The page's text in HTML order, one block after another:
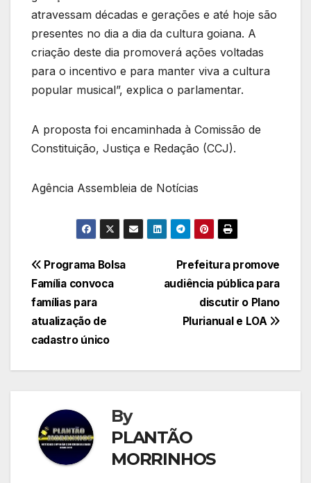
atravessam décadas e gerações e até hoje são
presentes no dia a dia da cultura goiana. A
criação deste dia promoverá ações voltadas
para o incentivo e para manter viva a cultura
popular musical”, explica o parlamentar.
A proposta foi encaminhada à Comissão de
Constituição, Justiça e Redação (CCJ).
Agência Assembleia de Notícias
Navegação
de
Post
Prefeitura promove
audiência pública para
discutir o Plano
Plurianual e LOA
Programa Bolsa
Família convoca
famílias para
atualização de
cadastro único
By
PLANTÃO
MORRINHOS